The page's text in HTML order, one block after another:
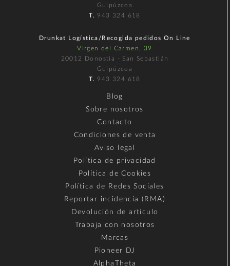
Guipúzcoa
T. 943 324 618
Drunkat Logística/Recogida pedidos On Line
Virgen del Carmen, 39
20012 Donostia - San Sebastián
Guipúzcoa
T. 943 324 618
Blog
Sobre nosotros
Contacto
Condiciones de venta
Aviso legal
Política de privacidad
Política de Cookies
Política de Redes Sociales
Reportar incidencia (RMA)
Devolución de artículo
Trabaja con nosotros
Marcas
Pioneer DJ
AlphaTheta